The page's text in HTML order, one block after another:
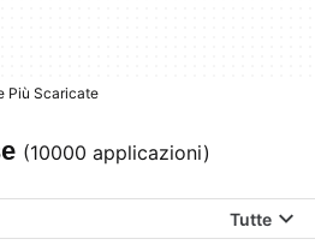
Più Scaricate
(10000 applicazioni)
Tutte